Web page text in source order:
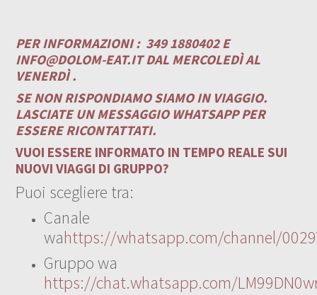
PER INFORMAZIONI : 349 1880402 E
INFO@DOLOM-EAT.ITDAL MERCOLEDÌ AL
VENERDÌ .
SE NON RISPONDIAMO SIAMO IN VIAGGIO.
LASCIATE UN MESSAGGIO WHATSAPP PER
ESSERE RICONTATTATI.
VUOI ESSERE INFORMATO IN TEMPO REALE SUI
NUOVI VIAGGI DI GRUPPO?
Puoi scegliere tra:
Canale
wahttps://whatsapp.com/channel/
Gruppo wa
https://chat.whatsapp.com/